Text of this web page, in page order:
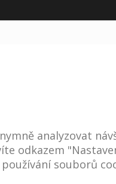
analyzovat
odkazem
souborů